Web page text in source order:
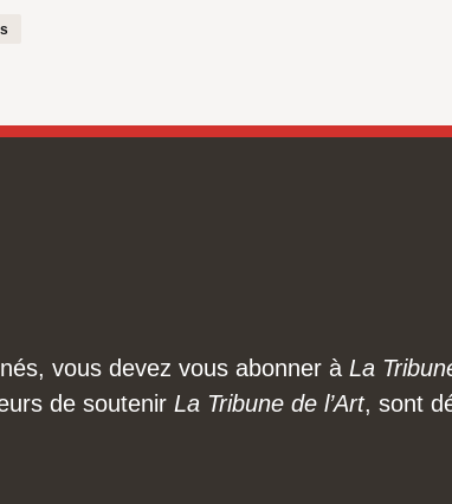
vous devez vous abonner à La
de soutenir La Tribune de l’Art, sont